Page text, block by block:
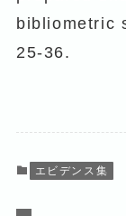
bibliometric
25-36.
エビデンス集